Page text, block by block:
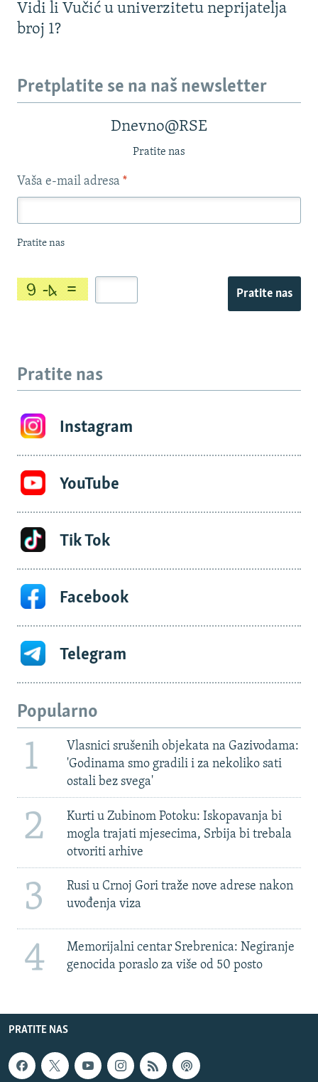
Vidi li Vučić u univerzitetu neprijatelja
broj 1?
Pretplatite se na naš newsletter
Dnevno@RSE
Pratite nas
Vaša e-mail adresa *
Pratite nas
Pratite nas
Pratite nas
Instagram
YouTube
Tik Tok
Facebook
Telegram
Popularno
1
Vlasnici srušenih objekata na Gazivodama:
'Godinama smo gradili i za nekoliko sati
ostali bez svega'
2
Kurti u Zubinom Potoku: Iskopavanja bi
mogla trajati mjesecima, Srbija bi trebala
otvoriti arhive
3
Rusi u Crnoj Gori traže nove adrese nakon
uvođenja viza
4
Memorijalni centar Srebrenica: Negiranje
genocida poraslo za više od 50 posto
PRATITE NAS